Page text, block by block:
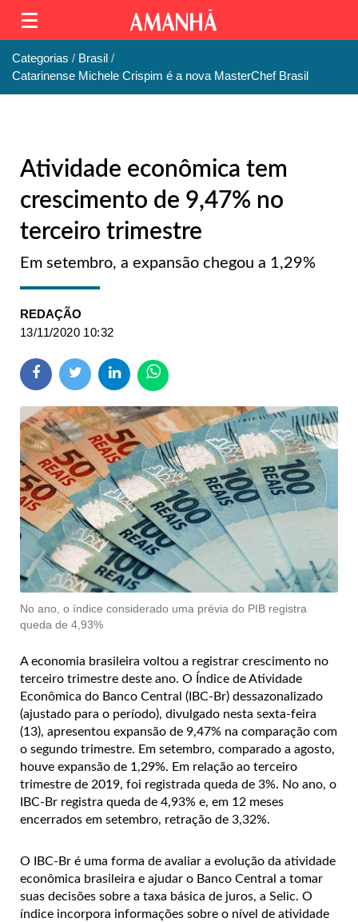
Categorias
Brasil
Catarinense Michele Crispim é a nova MasterChef Brasil
Atividade econômica tem
crescimento de 9,47% no
terceiro trimestre
Em setembro, a expansão chegou a 1,29%
REDAÇÃO
13/11/2020 10:32
No ano, o índice considerado uma prévia do PIB registra
queda de 4,93%
A economia brasileira voltou a registrar crescimento no
terceiro trimestre deste ano. O Índice de Atividade
Econômica do Banco Central (IBC-Br) dessazonalizado
(ajustado para o período), divulgado nesta sexta-feira
(13), apresentou expansão de 9,47% na comparação com
o segundo trimestre. Em setembro, comparado a agosto,
houve expansão de 1,29%. Em relação ao terceiro
trimestre de 2019, foi registrada queda de 3%. No ano, o
IBC-Br registra queda de 4,93% e, em 12 meses
encerrados em setembro, retração de 3,32%.
O IBC-Br é uma forma de avaliar a evolução da atividade
econômica brasileira e ajudar o Banco Central a tomar
suas decisões sobre a taxa básica de juros, a Selic. O
índice incorpora informações sobre o nível de atividade